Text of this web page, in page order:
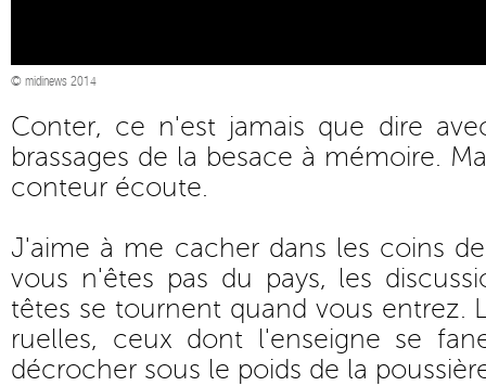
© midinews 2014
Conter, ce n'est jamais que dire
brassages de la besace à mémoire.
conteur écoute.
J'aime à me cacher dans les coins
vous n'êtes pas du pays, les
têtes se tournent quand vous entrez.
ruelles, ceux dont l'enseigne se
décrocher sous le poids de la